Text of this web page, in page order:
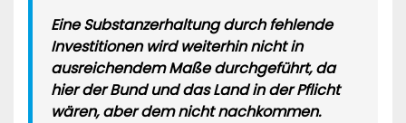
Eine Substanzerhaltung durch fehlende
Investitionen wird weiterhin nicht in
ausreichendem Maße durchgeführt, da
hier der Bund und das Land in der Pflicht
wären, aber dem nicht nachkommen.